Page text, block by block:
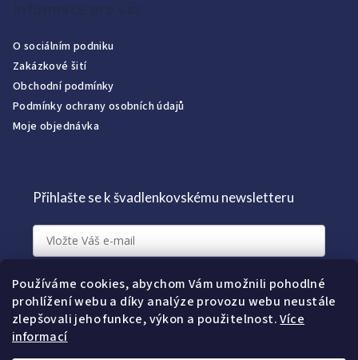
Používáme cookies, abychom Vám umožnili pohodlné
prohlížení webu a díky analýze provozu webu neustále
zlepšovali jeho funkce, výkon a použitelnost.Více
informací
O sociálním podniku
Zakázkové šití
Obchodní podmínky
Podmínky ochrany osobních údajů
Moje objednávka
Přihlašte se k švadlenkovskému newsletteru
Přihlásit k newsletteru